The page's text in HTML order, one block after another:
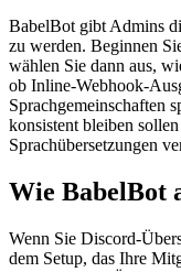
BabelBot gibt Admins
zu werden. Beginnen
wählen Sie dann aus,
ob Inline-Webhook-
Sprachgemeinschaften
konsistent bleiben
Sprachübersetzungen
Wie BabelBot
Wenn Sie Discord-
dem Setup, das Ihre